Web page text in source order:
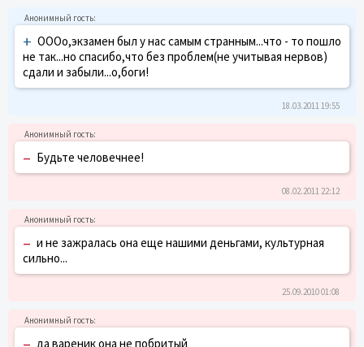
+ ОООо,экзамен был у нас самым странным...что - то пошло
не так...но спасибо,что без проблем(не учитывая нервов)
сдали и забыли...о,боги!
18.03.2011 19:55
– Будьте человечнее!
08.02.2011 22:12
– и не зажралась она еще нашими деньгами, культурная
сильно...
25.09.2010 01:08
да вареник она не побритый